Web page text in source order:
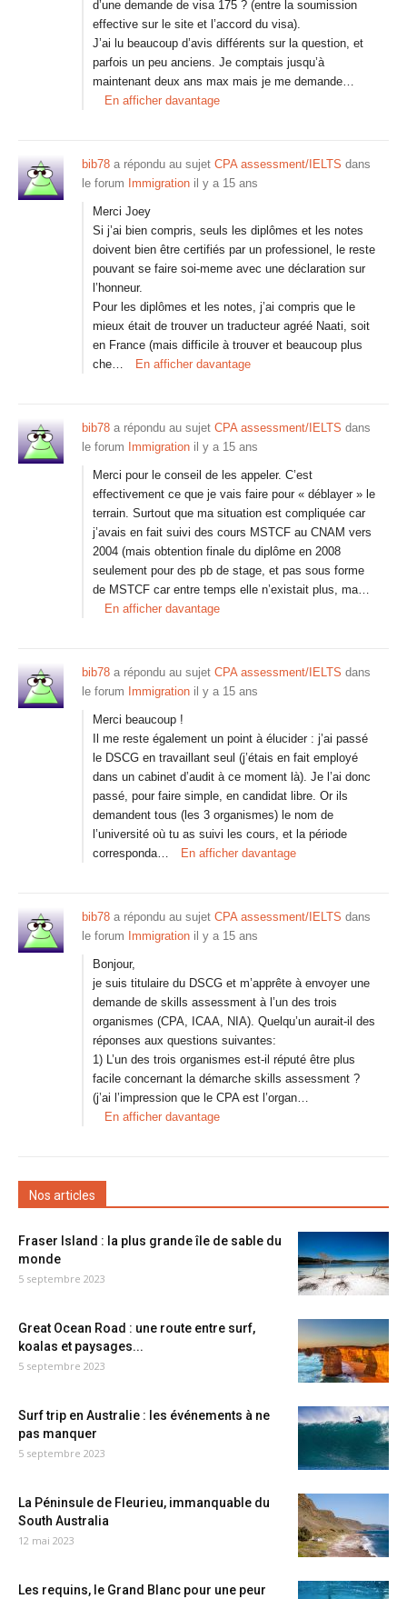
d’une demande de visa 175 ? (entre la soumission
effective sur le site et l’accord du visa).
J’ai lu beaucoup d’avis différents sur la question, et
parfois un peu anciens. Je comptais jusqu’à
maintenant deux ans max mais je me demande…
En afficher davantage
bib78 a répondu au sujet CPA assessment/IELTS dans
le forum Immigration il y a 15 ans
Merci Joey
Si j’ai bien compris, seuls les diplômes et les notes
doivent bien être certifiés par un professionel, le reste
pouvant se faire soi-meme avec une déclaration sur
l’honneur.
Pour les diplômes et les notes, j’ai compris que le
mieux était de trouver un traducteur agréé Naati, soit
en France (mais difficile à trouver et beaucoup plus
che…
En afficher davantage
bib78 a répondu au sujet CPA assessment/IELTS dans
le forum Immigration il y a 15 ans
Merci pour le conseil de les appeler. C’est
effectivement ce que je vais faire pour « déblayer » le
terrain. Surtout que ma situation est compliquée car
j’avais en fait suivi des cours MSTCF au CNAM vers
2004 (mais obtention finale du diplôme en 2008
seulement pour des pb de stage, et pas sous forme
de MSTCF car entre temps elle n’existait plus, ma…
En afficher davantage
bib78 a répondu au sujet CPA assessment/IELTS dans
le forum Immigration il y a 15 ans
Merci beaucoup !
Il me reste également un point à élucider : j’ai passé
le DSCG en travaillant seul (j’étais en fait employé
dans un cabinet d’audit à ce moment là). Je l’ai donc
passé, pour faire simple, en candidat libre. Or ils
demandent tous (les 3 organismes) le nom de
l’université où tu as suivi les cours, et la période
corresponda…
En afficher davantage
bib78 a répondu au sujet CPA assessment/IELTS dans
le forum Immigration il y a 15 ans
Bonjour,
je suis titulaire du DSCG et m’apprête à envoyer une
demande de skills assessment à l’un des trois
organismes (CPA, ICAA, NIA). Quelqu’un aurait-il des
réponses aux questions suivantes:
1) L’un des trois organismes est-il réputé être plus
facile concernant la démarche skills assessment ?
(j’ai l’impression que le CPA est l’organ…
En afficher davantage
Nos articles
Fraser Island : la plus grande île de sable du
monde
5 septembre 2023
Great Ocean Road : une route entre surf,
koalas et paysages...
5 septembre 2023
Surf trip en Australie : les événements à ne
pas manquer
5 septembre 2023
La Péninsule de Fleurieu, immanquable du
South Australia
12 mai 2023
Les requins, le Grand Blanc pour une peur